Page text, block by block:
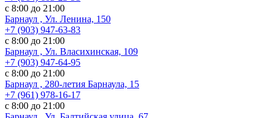
с 8:00 до 21:00
Барнаул , Ул. Ленина, 150
+7 (903) 947-63-83
с 8:00 до 21:00
Барнаул , Ул. Власихинская, 109
+7 (903) 947-64-95
с 8:00 до 21:00
Барнаул , 280-летия Барнаула, 15
+7 (961) 978-16-17
с 8:00 до 21:00